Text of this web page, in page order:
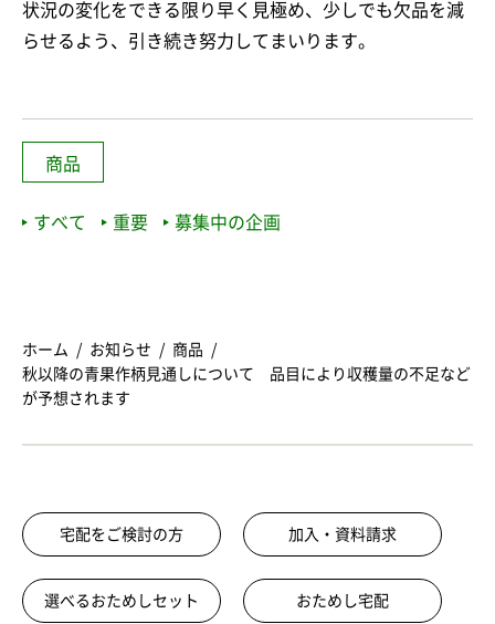
状況の変化をできる限り早く見極め、少しでも欠品を減
らせるよう、引き続き努力してまいります。
商品
すべて 重要 募集中の企画
ホーム お知らせ
商品
秋以降の青果作柄見通しについて 品目により収穫量の不足など
が予想されます
宅配をご検討の方 加入・資料請求
選べるおためしセット おためし宅配